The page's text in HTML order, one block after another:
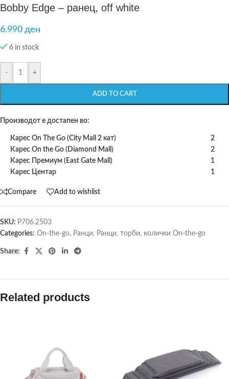
Bobby Edge – ранец, off white
6.990 ден
6 in stock
- +
ADD TO CART
Производот е достапен во:
Карес On The Go (City Mall 2 кат)
2
Карес On the Go (Diamond Mall)
2
Карес Премиум (East Gate Mall)
1
Карес Центар
1
Compare Add to wishlist
SKU: P706.2503
Categories: On-the-go, Ранци, Ранци, торби, колички On-the-go
Share:
Related products